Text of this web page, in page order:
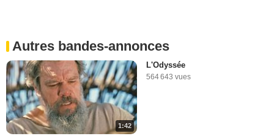
Autres bandes-annonces
1:42
L'Odyssée
564 643 vues